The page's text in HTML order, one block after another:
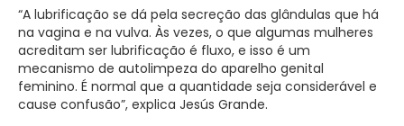
“A lubrificação se dá pela secreção das glândulas que há
na vagina e na vulva. Às vezes, o que algumas mulheres
acreditam ser lubrificação é fluxo, e isso é um
mecanismo de autolimpeza do aparelho genital
feminino. É normal que a quantidade seja considerável e
cause confusão”, explica Jesús Grande.